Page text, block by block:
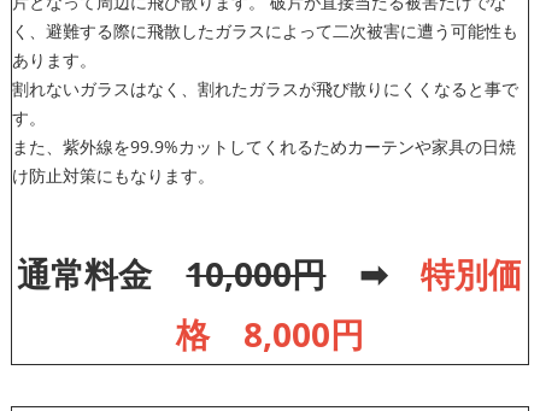
く、避難する際に飛散したガラスによって二次被害に遭う可能性も
あります。
割れないガラスはなく、割れたガラスが飛び散りにくくなると事で
す。
また、紫外線を99.9%カットしてくれるためカーテンや家具の日焼
け防止対策にもなります。
通常料金10,000円➡特別価
格 8,000円